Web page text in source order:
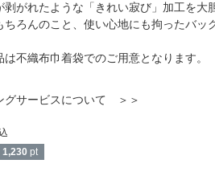
剥がれたような「きれい寂び」加工を大
ろんのこと、使い心地にも拘ったバッ
不織布巾着袋でのご用意となります。
グサービスについて ＞＞
1,230 pt